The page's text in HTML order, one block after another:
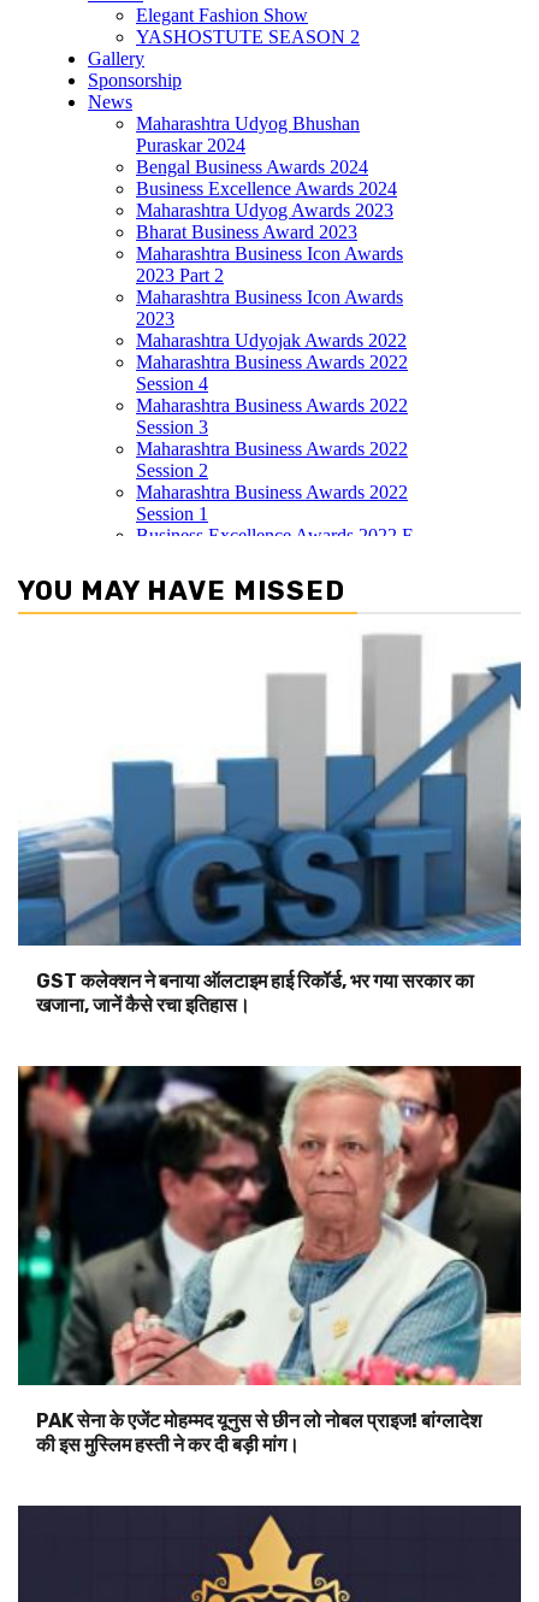
YOU MAY HAVE MISSED
GST कलेक्शन ने बनाया ऑलटाइम हाई रिकॉर्ड, भर गया सरकार का
खजाना, जानें कैसे रचा इतिहास।
PAK सेना के एजेंट मोहम्मद यूनुस से छीन लो नोबल प्राइज! बांग्लादेश
की इस मुस्लिम हस्ती ने कर दी बड़ी मांग।